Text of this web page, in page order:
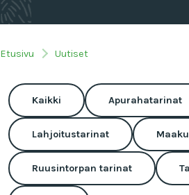
Etusivu Uutiset
Kaikki Apurahatarinat
Lahjoitustarinat
Ruusintorpan tarinat